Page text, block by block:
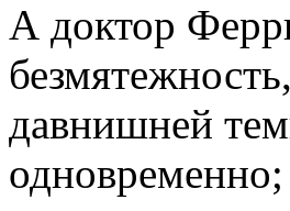
А доктор
давнишней
одновременно;